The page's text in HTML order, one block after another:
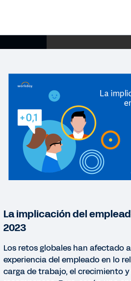
La implicación del
2023
Los retos globales han afectado
experiencia del empleado en lo
carga de trabajo, el crecimiento